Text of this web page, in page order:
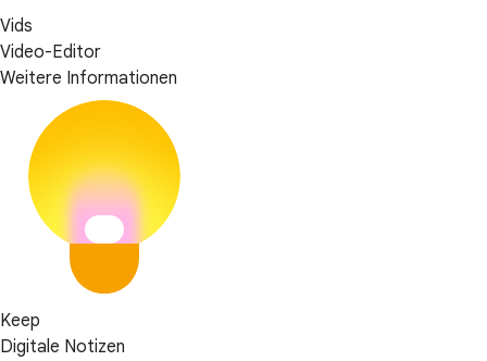
Vids
Video-Editor
Weitere Informationen
Keep
Digitale Notizen